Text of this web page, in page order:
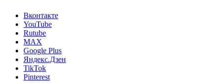
Вконтакте
YouTube
Rutube
MAX
Google Plus
Яндекс.Дзен
TikTok
Pinterest